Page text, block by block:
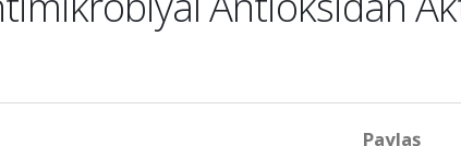
Paylaş